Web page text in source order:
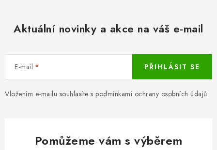
Aktuální novinky a akce na váš e-mail
E-mail
Vložením e-mailu souhlasíte s podmínkami ochrany osobních údajů
PŘIHLÁSIT SE
Pomůžeme vám s výběrem